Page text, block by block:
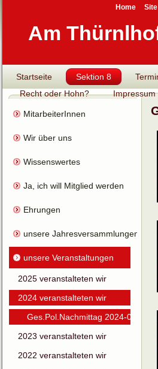
Am
Startseite Sektion 8
Recht oder Hohn?
Impressum
MitarbeiterInnen
Wir über uns
Wissenswertes
Ja, ich will Mitglied werden
Ehrungen
unsere Jahresversammlungen
unsere Veranstaltungen
2025 veranstalteten wir
2024 veranstalteten wir
Ges.Pol.Nachmittag 2024-04
2023 veranstalteten wir
2022 veranstalteten wir
Home